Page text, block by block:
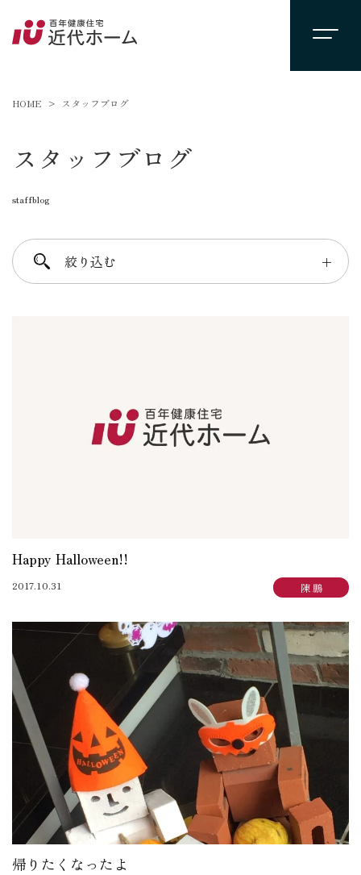
HOME スタッフブログ
スタッフブログ
staffblog
絞り込む ＋
加田 奈美：子育てママのデザインダイアリー
岩崎 達也：岩ブロ
石渡 秀樹：建築士日記
Happy Halloween!!
2017.10.31 陳 鵬
帰りたくなったよ